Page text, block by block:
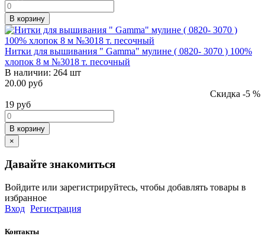
В корзину
Нитки для вышивания " Gamma" мулине ( 0820- 3070 ) 100%
хлопок 8 м №3018 т. песочный
В наличии: 264 шт
20.00 руб
Скидка -5 %
19 руб
В корзину
×
Давайте знакомиться
Войдите или зарегистрируйтесь, чтобы добавлять товары в
избранное
Вход Регистрация
Контакты